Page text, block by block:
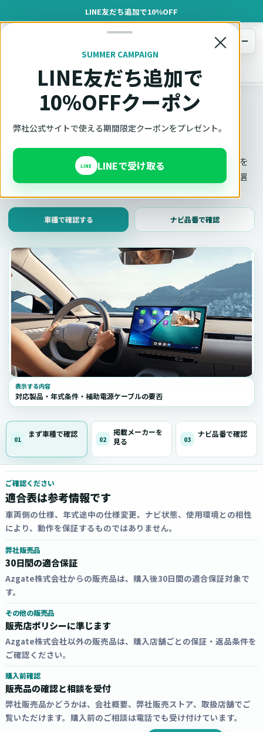
LINE友だち追加で10%OFF
×
SUMMER CAMPAIGN
LINE友だち追加で
10%OFFクーポン
弊社公式サイトで使える期間限定クーポンをプレゼント。
LINE LINEで受け取る
オットキャスト
メニュー
車種適合確認
車種適合確認
車種と年式で適合確認
Ottocast（オットキャスト）の対応製品、条件、注意事項を
このページ内で見られます。 迷った場合は、車種と年式を選
車種で確認する ナビ品番で確認
表示する内容
対応製品・年式条件・補助電源ケーブルの要否
01
まず車種で確認
02
掲載メーカーを
見る
03
ナビ品番で確認
ご確認ください
適合表は参考情報です
車両側の仕様、年式途中の仕様変更、ナビ状態、使用環境との相性
により、動作を保証するものではありません。
弊社販売品
30日間の適合保証
Azgate株式会社からの販売品は、購入後30日間の適合保証対象で
す。
その他の販売品
販売店ポリシーに準じます
Azgate株式会社以外の販売品は、購入店舗ごとの保証・返品条件を
ご確認ください。
購入前確認
販売品の確認と相談を受付
弊社販売品かどうかは、会社概要、弊社販売ストア、取扱店舗でご
覧いただけます。購入前のご相談は電話でも受け付けています。